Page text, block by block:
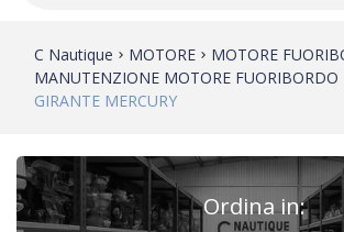
C Nautique MOTORE
MOTORE
MANUTENZIONE MOTORE FUORIBORDO
GIRANTE MERCURY
Ordina in: